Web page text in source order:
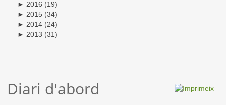
► 2016 (19)
► 2015 (34)
► 2014 (24)
► 2013 (31)
Diari d'abord